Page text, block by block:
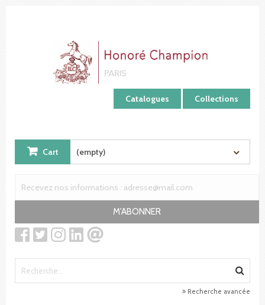
Catalogues Collections
Cart (empty)
M'ABONNER
Recherche avancée